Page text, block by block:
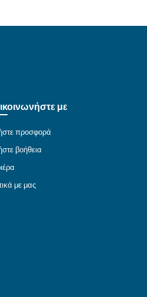
υποχρεωμένα να
άλλο κανονισμό από
παρακάτω).
πληροφορίες σχετικά με
έχετε το